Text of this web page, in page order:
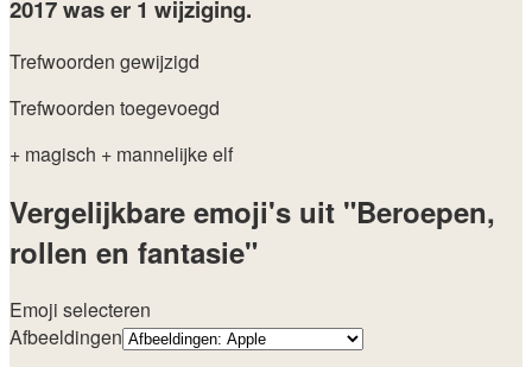
2017was er 1 wijziging.
Trefwoorden gewijzigd
Trefwoorden toegevoegd
+ magisch + mannelijke elf
Vergelijkbare emoji's uit "Beroepen,
rollen en fantasie"
Emoji selecteren
Afbeeldingen